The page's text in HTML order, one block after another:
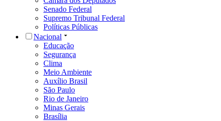
Senado Federal
Supremo Tribunal Federal
Políticas Públicas
Nacional
Educação
Segurança
Clima
Meio Ambiente
Auxílio Brasil
São Paulo
Rio de Janeiro
Minas Gerais
Brasília